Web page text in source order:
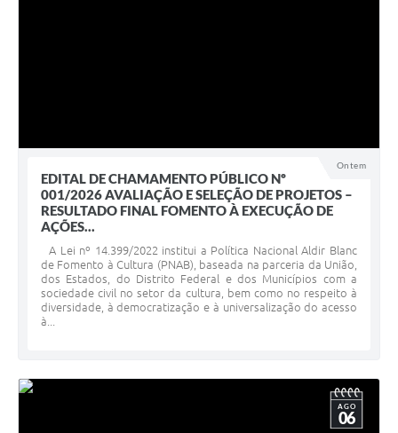
Ontem
EDITAL DE CHAMAMENTO PÚBLICO Nº
001/2026 AVALIAÇÃO E SELEÇÃO DE PROJETOS –
RESULTADO FINAL FOMENTO À EXECUÇÃO DE
AÇÕES...
A Lei nº 14.399/2022 institui a Política Nacional Aldir Blanc
de Fomento à Cultura (PNAB), baseada na parceria da União,
dos Estados, do Distrito Federal e dos Municípios com a
sociedade civil no setor da cultura, bem como no respeito à
diversidade, à democratização e à universalização do acesso
à...
AGO
06